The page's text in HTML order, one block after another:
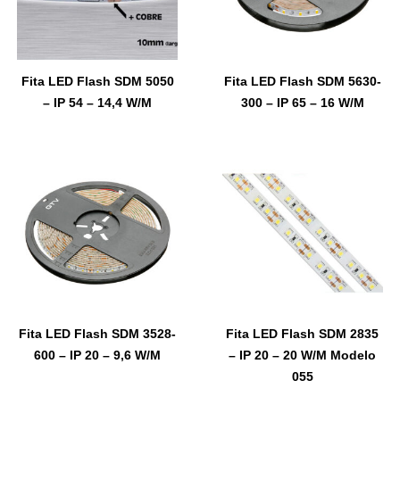
Fita LED Flash SDM 5050
– IP 54 – 14,4 W/M
Fita LED Flash SDM 5630-
300 – IP 65 – 16 W/M
Fita LED Flash SDM 3528-
600 – IP 20 – 9,6 W/M
Fita LED Flash SDM 2835
– IP 20 – 20 W/M Modelo
055